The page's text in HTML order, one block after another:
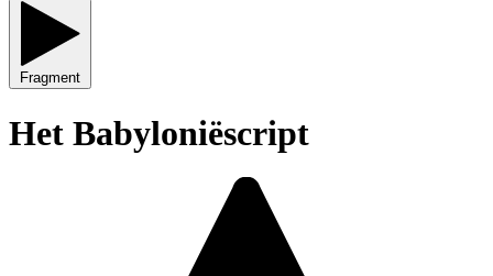
Fragment
Het Babyloniëscript